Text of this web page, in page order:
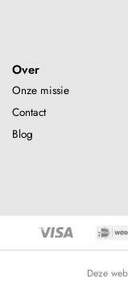
Over
Onze missie
Contact
Blog
Deze